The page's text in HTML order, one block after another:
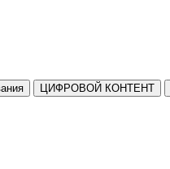
ЦИФРОВОЙ КОНТЕНТ